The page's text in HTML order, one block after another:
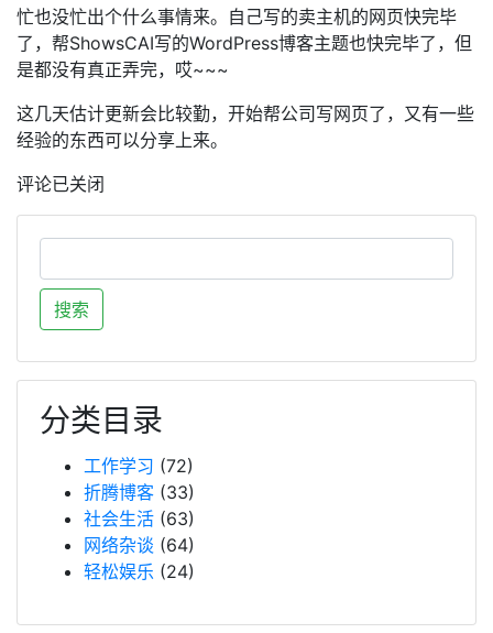
忙也没忙出个什么事情来。自己写的卖主机的网页快完毕
了，帮ShowsCAI写的WordPress博客主题也快完毕了，但
是都没有真正弄完，哎~~~
这几天估计更新会比较勤，开始帮公司写网页了，又有一些
经验的东西可以分享上来。
评论已关闭
分类目录
工作学习 (72)
折腾博客 (33)
社会生活 (63)
网络杂谈 (64)
轻松娱乐 (24)